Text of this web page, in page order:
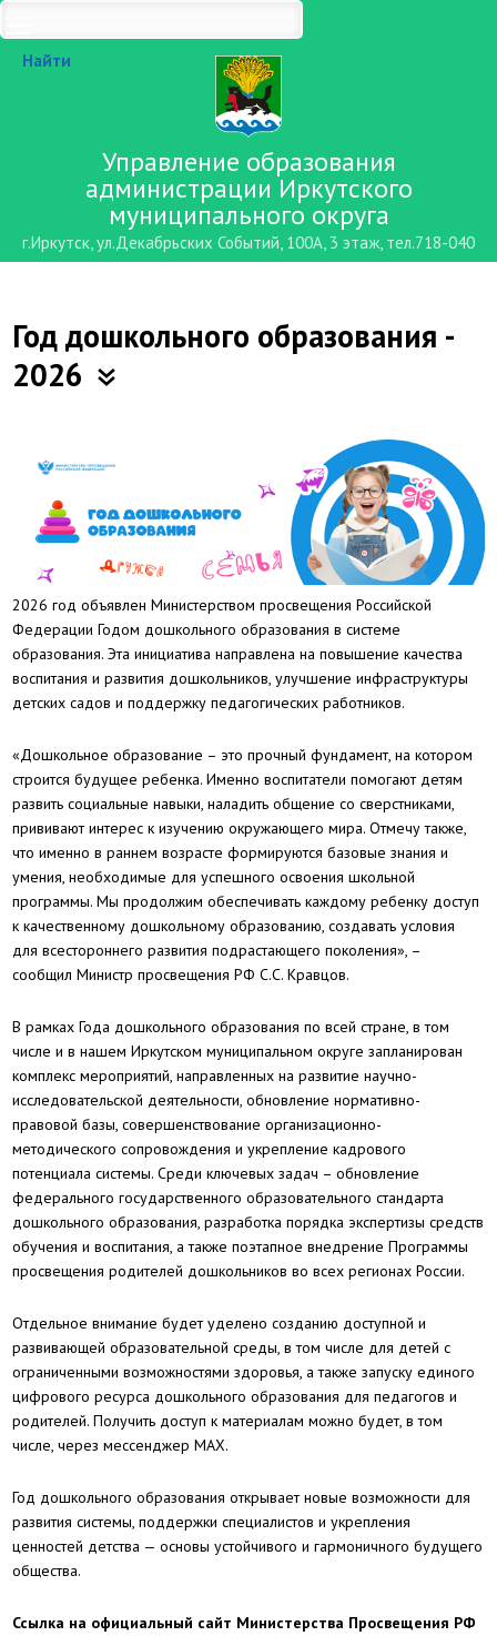
Найти
Управление образования
администрации Иркутского
муниципального округа
г.Иркутск, ул.Декабрьских Событий, 100А, 3 этаж, тел.718-040
Год дошкольного образования -
2026
2026 год объявлен Министерством просвещения Российской
Федерации Годом дошкольного образования в системе
образования. Эта инициатива направлена на повышение качества
воспитания и развития дошкольников, улучшение инфраструктуры
детских садов и поддержку педагогических работников.
«Дошкольное образование – это прочный фундамент, на котором
строится будущее ребенка. Именно воспитатели помогают детям
развить социальные навыки, наладить общение со сверстниками,
прививают интерес к изучению окружающего мира. Отмечу также,
что именно в раннем возрасте формируются базовые знания и
умения, необходимые для успешного освоения школьной
программы. Мы продолжим обеспечивать каждому ребенку доступ
к качественному дошкольному образованию, создавать условия
для всестороннего развития подрастающего поколения», –
сообщил Министр просвещения РФ С.С. Кравцов.
В рамках Года дошкольного образования по всей стране, в том
числе и в нашем Иркутском муниципальном округе запланирован
комплекс мероприятий, направленных на развитие научно-
исследовательской деятельности, обновление нормативно-
правовой базы, совершенствование организационно-
методического сопровождения и укрепление кадрового
потенциала системы. Среди ключевых задач – обновление
федерального государственного образовательного стандарта
дошкольного образования, разработка порядка экспертизы средств
обучения и воспитания, а также поэтапное внедрение Программы
просвещения родителей дошкольников во всех регионах России.
Отдельное внимание будет уделено созданию доступной и
развивающей образовательной среды, в том числе для детей с
ограниченными возможностями здоровья, а также запуску единого
цифрового ресурса дошкольного образования для педагогов и
родителей. Получить доступ к материалам можно будет, в том
числе, через мессенджер MAX.
Год дошкольного образования открывает новые возможности для
развития системы, поддержки специалистов и укрепления
ценностей детства — основы устойчивого и гармоничного будущего
общества.
Ссылка на официальный сайт Министерства Просвещения РФ